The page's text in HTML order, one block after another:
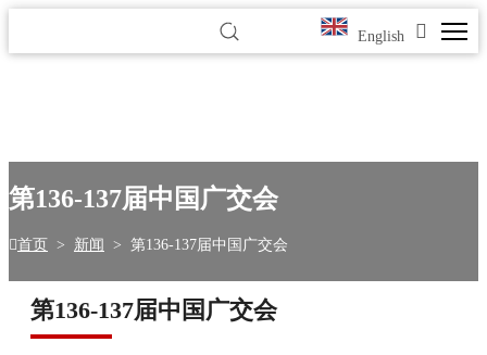
English
第136-137届中国广交会
首页 > 新闻 > 第136-137届中国广交会
第136-137届中国广交会